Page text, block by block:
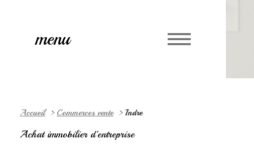
menu
Accueil Commerces vente Indre
Achat immobilier d'entreprise